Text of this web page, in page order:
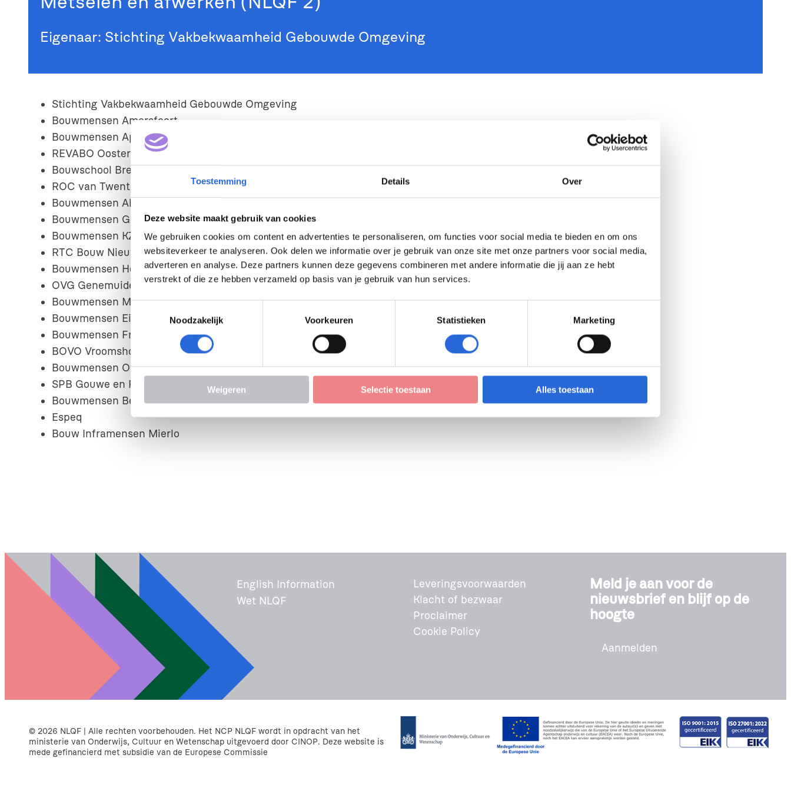
Toestemming Details Over
Deze website maakt gebruik van cookies
We gebruiken cookies om content en advertenties te personaliseren, om functies voor social media te bieden en om ons
websiteverkeer te analyseren. Ook delen we informatie over je gebruik van onze site met onze partners voor social media,
adverteren en analyse. Deze partners kunnen deze gegevens combineren met andere informatie die jij aan ze hebt
verstrekt of die ze hebben verzameld op basis van je gebruik van hun services.
T
e
s
m
m
i
n
Noodzakelijk Voorkeuren Statistieken Marketing
Weigeren Selectie toestaan Alles toestaan
Eigenaar: Stichting Vakbekwaamheid Gebouwde Omgeving
Stichting Vakbekwaamheid Gebouwde Omgeving
Bouwmensen Amersfoort
Bouwmensen Apeldoorn
REVABO Oosterbeek
Bouwschool Breda
ROC van Twente
Bouwmensen Almelo
Bouwmensen Gelderland-Oost
Bouwmensen KZW
RTC Bouw Nieuwleusden/Hardenberg
Bouwmensen Horst
OVG Genemuider
Bouwmensen Midden-Holland
Bouwmensen Eindhoven-Tilburg
Bouwmensen Friesland
BOVO Vroomshoop
Bouwmensen Oss
SPB Gouwe en Rijnstreek
Bouwmensen Bergen op Zoom
Espeq
Bouw Inframensen Mierlo
English Information
Wet NLQF
Leveringsvoorwaarden
Klacht of bezwaar
Proclaimer
Cookie Policy
Meld je aan voor de
nieuwsbrief en blijf op de
hoogte
Aanmelden
© 2026 NLQF | Alle rechten voorbehouden. Het NCP NLQF wordt in opdracht van het
ministerie van Onderwijs, Cultuur en Wetenschap uitgevoerd door CINOP. Deze website is
mede gefinancierd met subsidie van de Europese Commissie